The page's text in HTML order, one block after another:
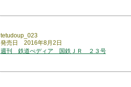
tetudoup_023
発売日 2016年8月2日
週刊 鉄道ぺディア 国鉄ＪＲ ２３号